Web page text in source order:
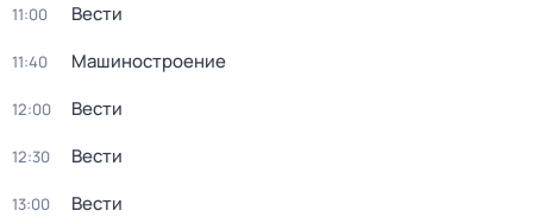
11:00 Вести
11:40 Машиностроение
12:00 Вести
12:30 Вести
13:00 Вести